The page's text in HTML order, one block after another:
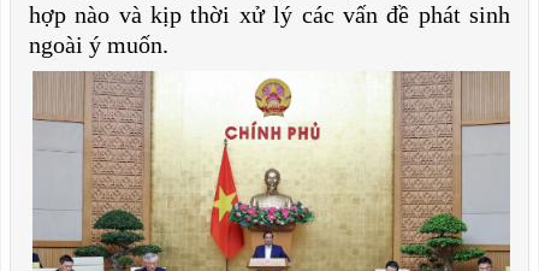
hợp nào và kịp thời xử lý các vấn đề phát sinh
ngoài ý muốn.